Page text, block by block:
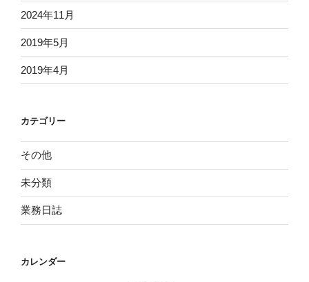
2024年11月
2019年5月
2019年4月
カテゴリー
その他
未分類
業務日誌
カレンダー